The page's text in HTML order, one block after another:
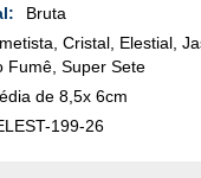
Bruta
Cristal, Elestial,
Fumê, Super Sete
de 8,5x 6cm
199-26